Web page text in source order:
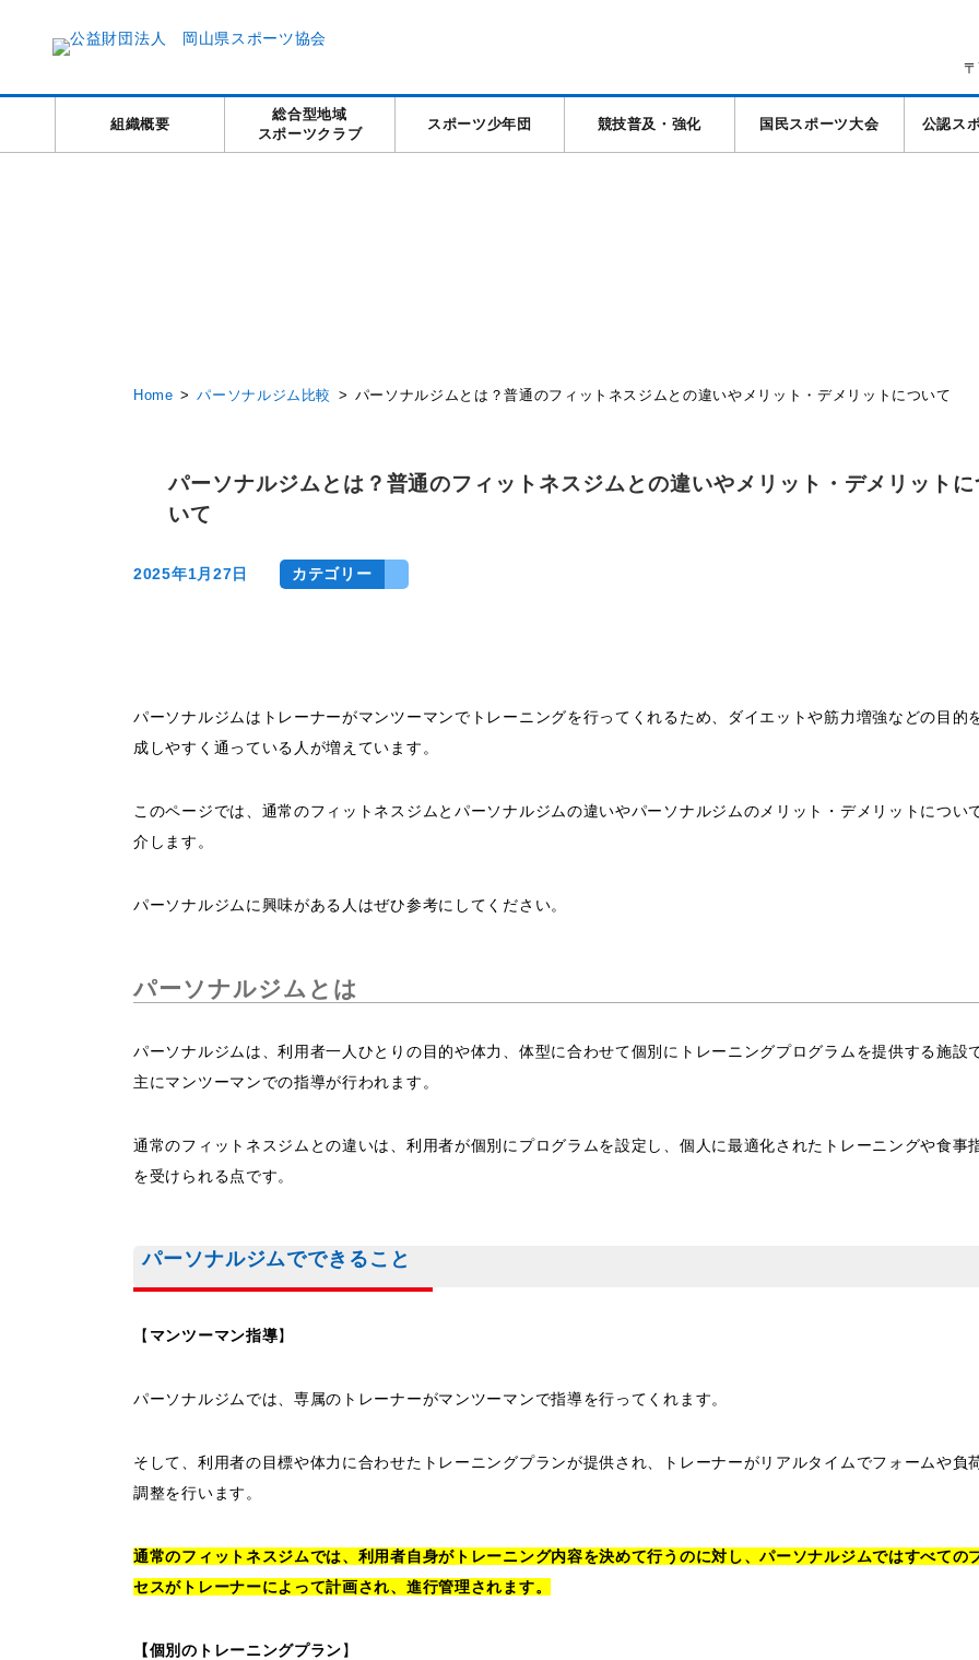
組織概要
総合型地域
スポーツクラブ
スポーツ少年団 競技普及・強化 国民スポーツ大会 公認ス
Home パーソナルジム比較 パーソナルジムとは？普通のフィットネスジムとの違いやメリット・デメリットについて
パーソナルジムとは？普通のフィットネスジムとの違いやメリット・デメリットに
いて
2025年1月27日 カテゴリー
パーソナルジムはトレーナーがマンツーマンでトレーニングを行ってくれるため、ダイエットや筋力増強などの目的
成しやすく通っている人が増えています。
このページでは、通常のフィットネスジムとパーソナルジムの違いやパーソナルジムのメリット・デメリットについ
介します。
パーソナルジムに興味がある人はぜひ参考にしてください。
パーソナルジムとは
パーソナルジムは、利用者一人ひとりの目的や体力、体型に合わせて個別にトレーニングプログラムを提供する施設
主にマンツーマンでの指導が行われます。
通常のフィットネスジムとの違いは、利用者が個別にプログラムを設定し、個人に最適化されたトレーニングや食事
を受けられる点です。
パーソナルジムでできること
【 マンツーマン指導】
パーソナルジムでは、専属のトレーナーがマンツーマンで指導を行ってくれます。
そして、利用者の目標や体力に合わせたトレーニングプランが提供され、トレーナーがリアルタイムでフォームや負
調整を行います。
通常のフィットネスジムでは、利用者自身がトレーニング内容を決めて行うのに対し、パーソナルジムではすべての
セスがトレーナーによって計画され、進行管理されます。
【個別のトレーニングプラン】